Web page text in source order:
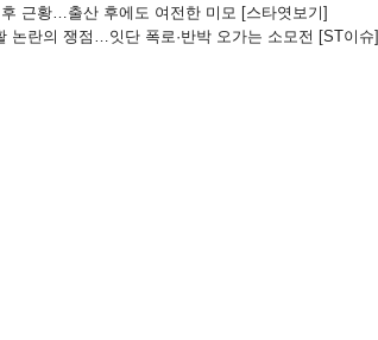
근황…출산 후에도 여전한 미모 [스타엿보기]
논란의 쟁점…잇단 폭로·반박 오가는 소모전 [ST이슈]